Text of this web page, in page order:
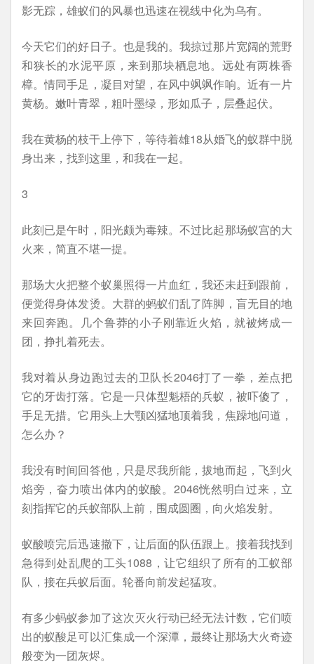
影无踪，雄蚁们的风暴也迅速在视线中化为乌有。
今天它们的好日子。也是我的。我掠过那片宽阔的荒野
和狭长的水泥平原，来到那块栖息地。远处有两株香
樟。情同手足，凝目对望，在风中飒飒作响。近有一片
黄杨。嫩叶青翠，粗叶墨绿，形如瓜子，层叠起伏。
我在黄杨的枝干上停下，等待着雄18从婚飞的蚁群中脱
身出来，找到这里，和我在一起。
3
此刻已是午时，阳光颇为毒辣。不过比起那场蚁宫的大
火来，简直不堪一提。
那场大火把整个蚁巢照得一片血红，我还未赶到跟前，
便觉得身体发烫。大群的蚂蚁们乱了阵脚，盲无目的地
来回奔跑。几个鲁莽的小子刚靠近火焰，就被烤成一
团，挣扎着死去。
我对着从身边跑过去的卫队长2046打了一拳，差点把
它的牙齿打落。它是一只体型魁梧的兵蚁，被吓傻了，
手足无措。它用头上大颚凶猛地顶着我，焦躁地问道，
怎么办？
我没有时间回答他，只是尽我所能，拔地而起，飞到火
焰旁，奋力喷出体内的蚁酸。2046恍然明白过来，立
刻指挥它的兵蚁部队上前，围成圆圈，向火焰发射。
蚁酸喷完后迅速撤下，让后面的队伍跟上。接着我找到
急得到处乱爬的工头1088，让它组织了所有的工蚁部
队，接在兵蚁后面。轮番向前发起猛攻。
有多少蚂蚁参加了这次灭火行动已经无法计数，它们喷
出的蚁酸足可以汇集成一个深潭，最终让那场大火奇迹
般变为一团灰烬。